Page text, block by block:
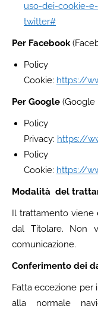
uso-dei-cookie-
twitter#
Per Facebook
Policy
Cookie: https://
Per Google (Google
Policy
Privacy: https://
Policy
Cookie: https://
Modalità del
Il trattamento viene
dal Titolare. Non
comunicazione.
Conferimento dei
Fatta eccezione per
alla normale